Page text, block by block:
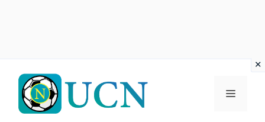
contenuto
Menu